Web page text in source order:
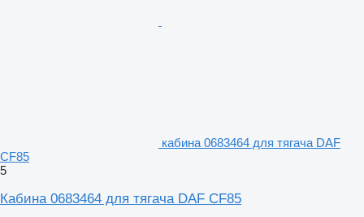
кабина 0683464 для тягача DAF
CF85
5
Кабина 0683464 для тягача DAF CF85